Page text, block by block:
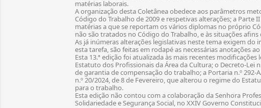
matérias laborais.
A organização desta Coletânea obedece aos parâmetros
Código do Trabalho de 2009 e respetivas alterações; a
matérias a que se reportam os vários diplomas no próprio
não são tratados no Código do Trabalho, e às situações
As já inúmeras alterações legislativas neste tema exigem
esta tarefa, são feitas em rodapé as necessárias anotações
Esta 13.ª edição foi atualizada às mais recentes
Estatuto dos Profissionais da Área da Cultura; o Decreto-
de garantia de compensação do trabalho; a Portaria n.º
n.º 20/2024, de 8 de Fevereiro, que alterou o regime do
para o trabalho.
Esta edição não contou com a colaboração da Senhora
Solidariedade e Segurança Social, no XXIV Governo